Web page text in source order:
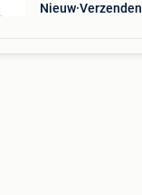
Nieuw Verzenden